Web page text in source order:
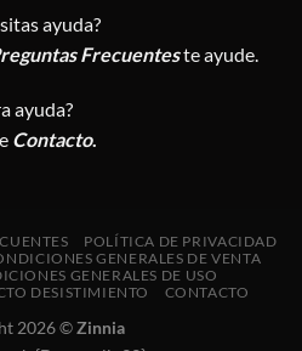
ayuda?
Frecuenteste ayude.
ayuda?
Contacto.
POLÍTICA DE PRIVACIDAD
GENERALES DE VENTA
GENERALES DE USO
DESISTIMIENTO CONTACTO
2026 ©Zinnia